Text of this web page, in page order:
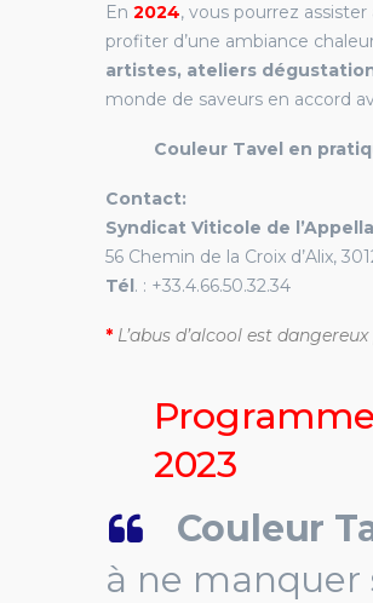
En 2024, vous pourrez
profiter d’une ambiance
artistes, ateliers
monde de saveurs en accord
Couleur Tavel en
Contact:
Syndicat Viticole de
56 Chemin de la Croix d’Alix,
Tél. : +33.4.66.50.32.34
* L’abus d’alcool est
2023
Couleur
à ne manquer